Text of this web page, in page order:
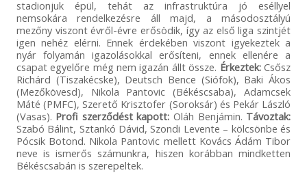
stadionjuk épül, tehát az infrastruktúra jó eséllyel
nemsokára rendelkezésre áll majd, a másodosztályú
mezőny viszont évről-évre erősödik, így az első liga szintjét
igen nehéz elérni. Ennek érdekében viszont igyekeztek a
nyár folyamán igazolásokkal erősíteni, ennek ellenére a
csapat egyelőre még nem igazán állt össze. Érkeztek:Csősz
Richárd (Tiszakécske), Deutsch Bence (Siófok), Baki Ákos
(Mezőkövesd), Nikola Pantovic (Békéscsaba), Adamcsek
Máté (PMFC), Szerető Krisztofer (Soroksár) és Pekár László
(Vasas). Profi szerződést kapott: Oláh Benjámin. Távoztak:
Szabó Bálint, Sztankó Dávid, Szondi Levente – kölcsönbe és
Pócsik Botond. Nikola Pantovic mellett Kovács Ádám Tibor
neve is ismerős számunkra, hiszen korábban mindketten
Békéscsabán is szerepeltek.